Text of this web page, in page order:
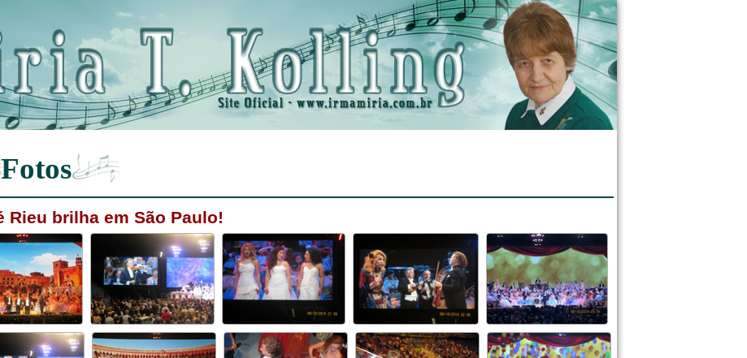
Fotos
Rieu brilha em São Paulo!